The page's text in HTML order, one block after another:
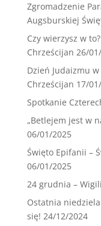
Zgromadzenie
Augsburskiej
Czy wierzysz w
Chrześcijan 26/
Dzień Judaizmu
Chrześcijan 17/
Spotkanie
„Betlejem jest w
06/01/2025
Święto Epifanii –
06/01/2025
24 grudnia –
Ostatnia
się! 24/12/2024